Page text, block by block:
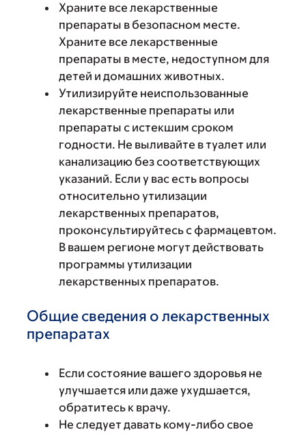
Храните все лекарственные
препараты в безопасном месте.
Храните все лекарственные
препараты в месте, недоступном для
детей и домашних животных.
Утилизируйте неиспользованные
лекарственные препараты или
препараты с истекшим сроком
годности. Не выливайте в туалет или
канализацию без соответствующих
указаний. Если у вас есть вопросы
относительно утилизации
лекарственных препаратов,
проконсультируйтесь с фармацевтом.
В вашем регионе могут действовать
программы утилизации
лекарственных препаратов.
Общие сведения о лекарственных
препаратах
Если состояние вашего здоровья не
улучшается или даже ухудшается,
обратитесь к врачу.
Не следует давать кому-либо свое